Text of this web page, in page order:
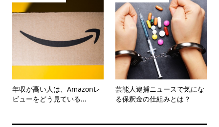
年収が高い人は、Amazonレ
ビューをどう見ている...
芸能人逮捕ニュースで気にな
る保釈金の仕組みとは？